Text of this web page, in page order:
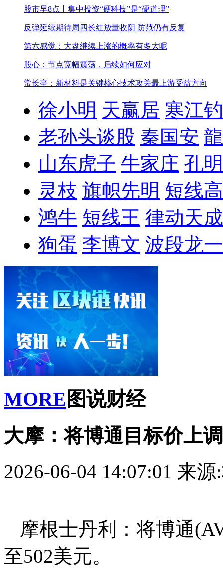
股市早8点丨集中投资“硬科技”是“硬道理”
反弹延续期待周四长红放量收阴 防范仍有反复
第六感觉：大盘继续上涨的概率有多大呢
股心：节点宽幅震荡，后续如何应对
常长亭：新材料是关键核心技术攻关最上游受益方向
徐小明 天赢居 寒江
老孙头谈股 秦国安
山东虎子 牛家庄 孔
灵枝 旗帜先明 短线
鸿牛 短线王 律动天成
狗蛋 李博文 波段龙一
MORE 图说财经
大摩：将博通目标价上
2026-06-04 14:07:01 来源
摩根士丹利：将博通
至502美元。